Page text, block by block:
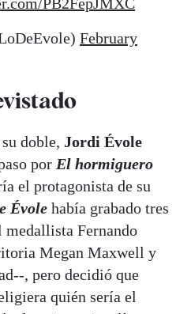
February
doble, Jordi Évole
por El hormiguero
el protagonista de su
Évole había grabado tres
medallista Fernando
Megan Maxwell y
, pero decidió que
quién sería el